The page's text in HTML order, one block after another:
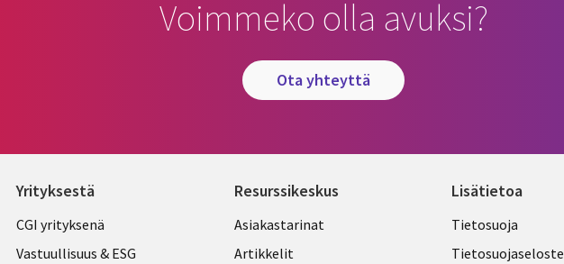
Voimmeko olla avuksi?
ota yhteyttä
Yrityksestä
Useful
links
CGI yrityksenä
Vastuullisuus & ESG
Resurssikeskus
Library
Links
Asiakastarinat
Artikkelit
Lisätietoa
Legal
FINLAND
Tietosuoja
Tietosuojaseloste